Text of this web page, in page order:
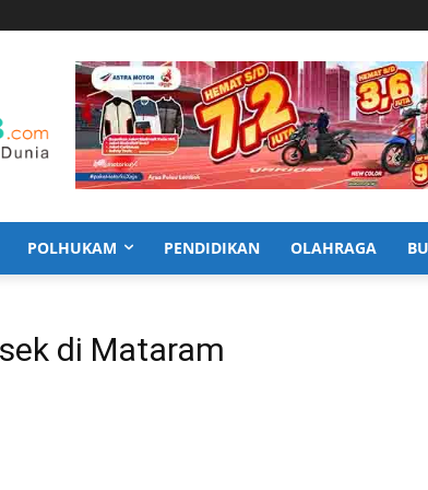
POLHUKAM PENDIDIKAN OLAHRAGA
di Mataram